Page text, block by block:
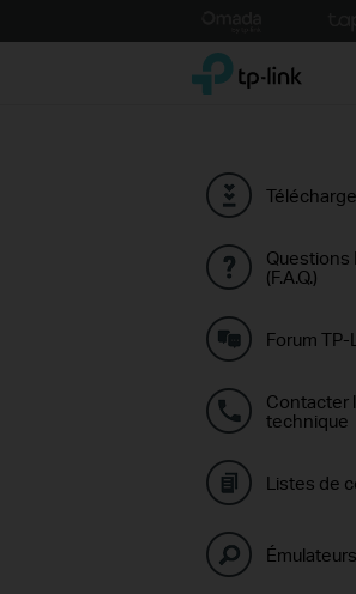
to
TP-Link, Reliably Smart
Questions
(F.A.Q.)
Forum TP-
Contacter
technique
Listes de